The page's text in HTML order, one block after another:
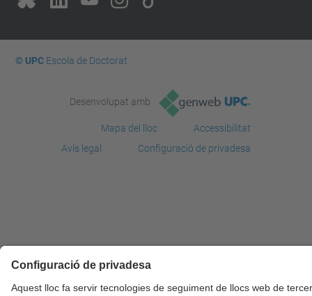
© UPCEscola de Doctorat
Desenvolupat amb
Mapa del lloc
Accessibilitat
Avís legal
Configuració de privadesa